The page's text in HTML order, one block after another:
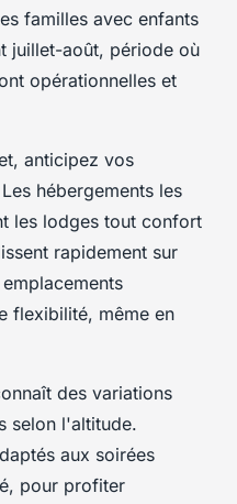
familles avec enfants
juillet-août, période où
opérationnelles et
anticipez vos
hébergements les
les lodges tout confort
rapidement sur
flexibilité, même en
des variations
selon l'altitude.
aux soirées
pour profiter